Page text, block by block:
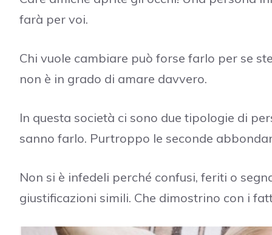
farà per voi.
Chi vuole cambiare può forse farlo per se
non è in grado di amare davvero.
In questa società ci sono due tipologie di
sanno farlo. Purtroppo le seconde
Non si è infedeli perché confusi, feriti o
giustificazioni simili. Che dimostrino con i